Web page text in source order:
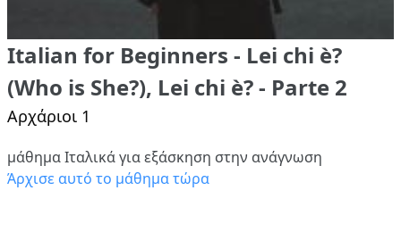
Italian for Beginners - Lei chi è?
(Who is She?), Lei chi è? - Parte 2
Αρχάριοι 1
μάθημα Ιταλικά για εξάσκηση στην ανάγνωση
Άρχισε αυτό το μάθημα τώρα